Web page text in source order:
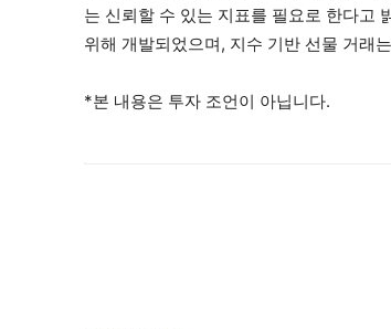
는 신뢰할 수 있는 지표를 필요로 한다고
위해 개발되었으며, 지수 기반 선물 거래
*본 내용은 투자 조언이 아닙니다.